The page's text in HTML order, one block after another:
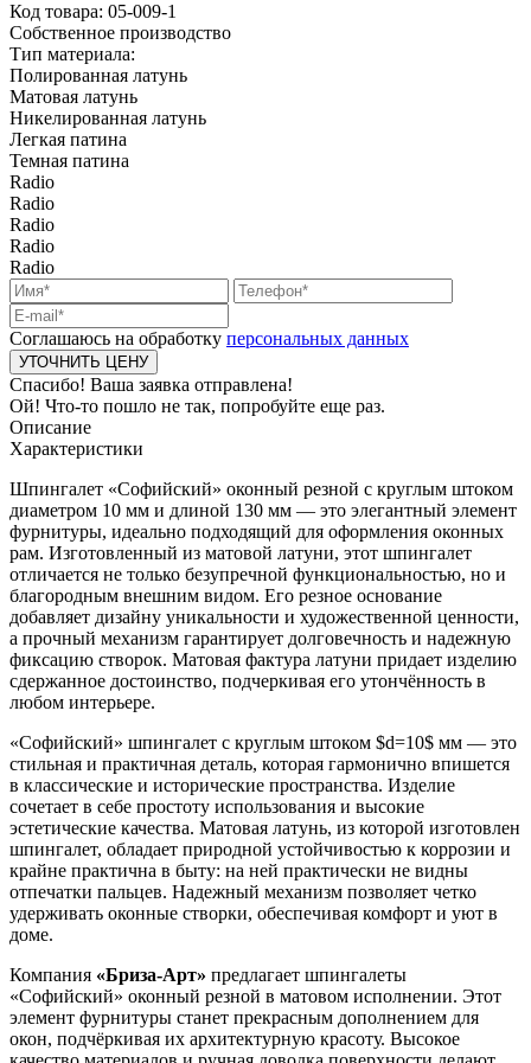
Код товара: 05-009-1
Собственное производство
Тип материала:
Полированная латунь
Матовая латунь
Никелированная латунь
Легкая патина
Темная патина
Radio
Radio
Radio
Radio
Radio
Соглашаюсь на обработку персональных данных
Спасибо! Ваша заявка отправлена!
Ой! Что-то пошло не так, попробуйте еще раз.
Описание
Характеристики
Шпингалет «Софийский» оконный резной с круглым штоком
диаметром 10 мм и длиной 130 мм — это элегантный элемент
фурнитуры, идеально подходящий для оформления оконных
рам. Изготовленный из матовой латуни, этот шпингалет
отличается не только безупречной функциональностью, но и
благородным внешним видом. Его резное основание
добавляет дизайну уникальности и художественной ценности,
а прочный механизм гарантирует долговечность и надежную
фиксацию створок. Матовая фактура латуни придает изделию
сдержанное достоинство, подчеркивая его утончённость в
любом интерьере.
«Софийский» шпингалет с круглым штоком $d=10$ мм — это
стильная и практичная деталь, которая гармонично впишется
в классические и исторические пространства. Изделие
сочетает в себе простоту использования и высокие
эстетические качества. Матовая латунь, из которой изготовлен
шпингалет, обладает природной устойчивостью к коррозии и
крайне практична в быту: на ней практически не видны
отпечатки пальцев. Надежный механизм позволяет четко
удерживать оконные створки, обеспечивая комфорт и уют в
доме.
Компания «Бриза-Арт» предлагает шпингалеты
«Софийский» оконный резной в матовом исполнении. Этот
элемент фурнитуры станет прекрасным дополнением для
окон, подчёркивая их архитектурную красоту. Высокое